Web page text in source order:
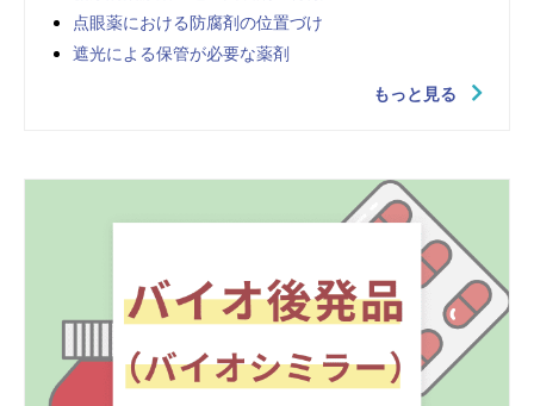
点眼薬における防腐剤の位置づけ
遮光による保管が必要な薬剤
もっと見る